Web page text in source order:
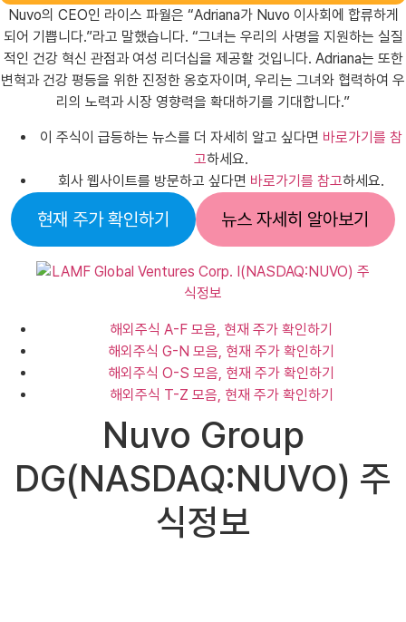
Nuvo의 CEO인 라이스 파월은 “Adriana가 Nuvo 이사회에 합류하게
되어 기쁩니다.”라고 말했습니다. “그녀는 우리의 사명을 지원하는 실질
적인 건강 혁신 관점과 여성 리더십을 제공할 것입니다. Adriana는 또한
변혁과 건강 평등을 위한 진정한 옹호자이며, 우리는 그녀와 협력하여 우
리의 노력과 시장 영향력을 확대하기를 기대합니다.”
이 주식이 급등하는 뉴스를 더 자세히 알고 싶다면 바로가기를 참
고하세요.
회사 웹사이트를 방문하고 싶다면 바로가기를 참고하세요.
현재 주가 확인하기 뉴스 자세히 알아보기
해외주식 A-F 모음, 현재 주가 확인하기
해외주식 G-N 모음, 현재 주가 확인하기
해외주식 O-S 모음, 현재 주가 확인하기
해외주식 T-Z 모음, 현재 주가 확인하기
Nuvo Group
DG(NASDAQ:NUVO) 주
식정보